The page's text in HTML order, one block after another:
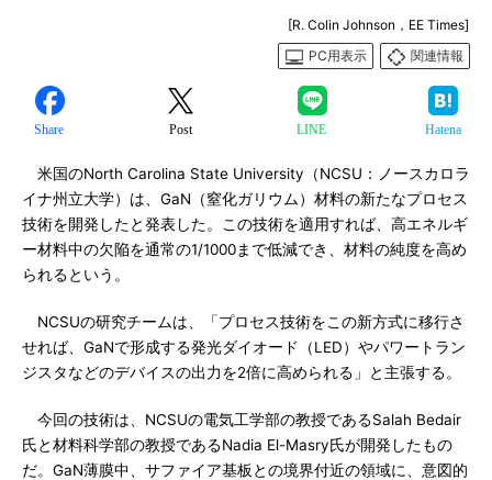
[R. Colin Johnson，EE Times]
PC用表示
関連情報
Share Post LINE Hatena
米国のNorth Carolina State University（NCSU：ノースカロラ
イナ州立大学）は、GaN（窒化ガリウム）材料の新たなプロセス
技術を開発したと発表した。この技術を適用すれば、高エネルギ
ー材料中の欠陥を通常の1/1000まで低減でき、材料の純度を高め
られるという。
NCSUの研究チームは、「プロセス技術をこの新方式に移行さ
せれば、GaNで形成する発光ダイオード（LED）やパワートラン
ジスタなどのデバイスの出力を2倍に高められる」と主張する。
今回の技術は、NCSUの電気工学部の教授であるSalah Bedair
氏と材料科学部の教授であるNadia El-Masry氏が開発したもの
だ。GaN薄膜中、サファイア基板との境界付近の領域に、意図的